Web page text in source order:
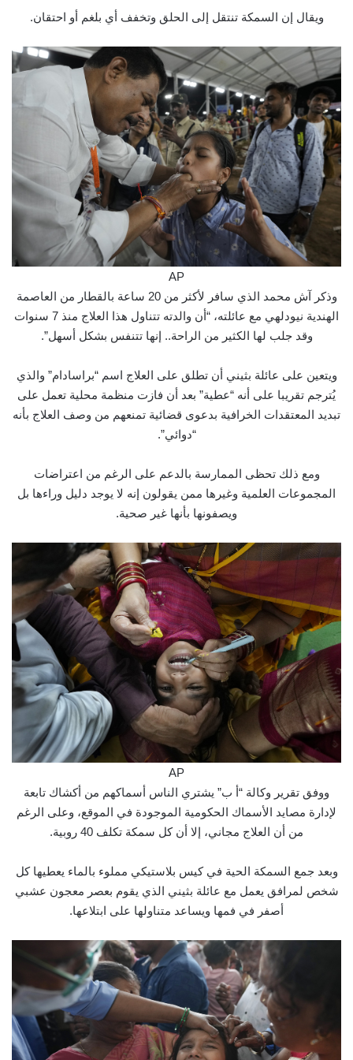
ويقال إن السمكة تنتقل إلى الحلق وتخفف أي بلغم أو احتقان.
AP
وذكر آش محمد الذي سافر لأكثر من 20 ساعة بالقطار من العاصمة
الهندية نيودلهي مع عائلته، “أن والدته تتناول هذا العلاج منذ 7 سنوات
وقد جلب لها الكثير من الراحة.. إنها تتنفس بشكل أسهل”.
ويتعين على عائلة بثيني أن تطلق على العلاج اسم “براسادام” والذي
يُترجم تقريبا على أنه “عطية” بعد أن فازت منظمة محلية تعمل على
تبديد المعتقدات الخرافية بدعوى قضائية تمنعهم من وصف العلاج بأنه
“دوائي”.
ومع ذلك تحظى الممارسة بالدعم على الرغم من اعتراضات
المجموعات العلمية وغيرها ممن يقولون إنه لا يوجد دليل وراءها بل
ويصفونها بأنها غير صحية.
AP
ووفق تقرير وكالة “أ ب” يشتري الناس أسماكهم من أكشاك تابعة
لإدارة مصايد الأسماك الحكومية الموجودة في الموقع، وعلى الرغم
من أن العلاج مجاني، إلا أن كل سمكة تكلف 40 روبية.
وبعد جمع السمكة الحية في كيس بلاستيكي مملوء بالماء يعطيها كل
شخص لمرافق يعمل مع عائلة بثيني الذي يقوم بعصر معجون عشبي
أصفر في فمها ويساعد متناولها على ابتلاعها.